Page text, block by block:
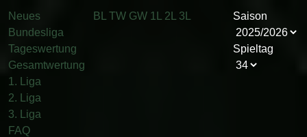
Neues
Bundesliga
Tageswertung
Gesamtwertung
1. Liga
2. Liga
3. Liga
FAQ
BL TW GW 1L 2L 3L Saison
Spieltag